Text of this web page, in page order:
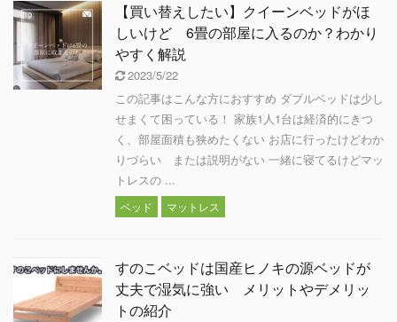
【買い替えしたい】クイーンベッドがほ
しいけど 6畳の部屋に入るのか？わかり
やすく解説
2023/5/22
この記事はこんな方におすすめ ダブルベッドは少し
せまくて困っている！ 家族1人1台は経済的にきつ
く、部屋面積も狭めたくない お店に行ったけどわか
りづらい または説明がない 一緒に寝てるけどマッ
トレスの ...
ベッド マットレス
すのこベッドは国産ヒノキの源ベッドが
丈夫で湿気に強い メリットやデメリッ
トの紹介